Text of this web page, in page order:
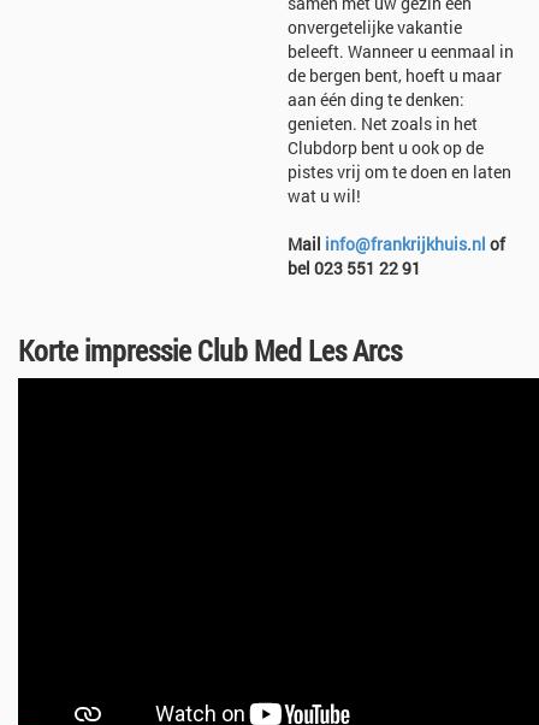
onvergetelijke vakantie
beleeft. Wanneer u eenmaal in
de bergen bent, hoeft u maar
aan één ding te denken:
genieten. Net zoals in het
Clubdorp bent u ook op de
pistes vrij om te doen en laten
wat u wil!
Mail info@frankrijkhuis.nl of
bel 023 551 22 91
Korte impressie Club Med Les Arcs